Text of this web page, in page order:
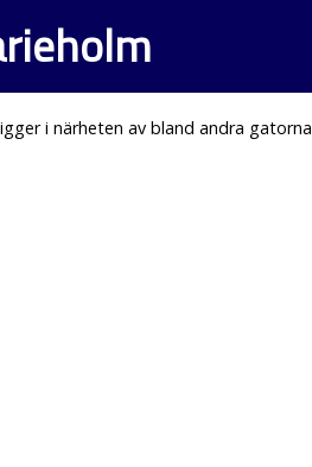
i närheten av bland andra gatorna